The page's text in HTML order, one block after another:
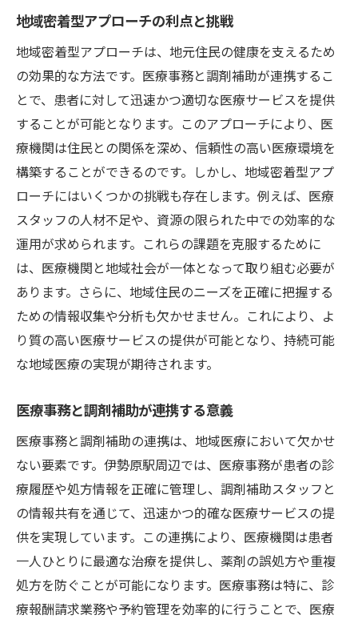
地域密着型アプローチの利点と挑戦
地域密着型アプローチは、地元住民の健康を支えるため
の効果的な方法です。医療事務と調剤補助が連携するこ
とで、患者に対して迅速かつ適切な医療サービスを提供
することが可能となります。このアプローチにより、医
療機関は住民との関係を深め、信頼性の高い医療環境を
構築することができるのです。しかし、地域密着型アプ
ローチにはいくつかの挑戦も存在します。例えば、医療
スタッフの人材不足や、資源の限られた中での効率的な
運用が求められます。これらの課題を克服するために
は、医療機関と地域社会が一体となって取り組む必要が
あります。さらに、地域住民のニーズを正確に把握する
ための情報収集や分析も欠かせません。これにより、よ
り質の高い医療サービスの提供が可能となり、持続可能
な地域医療の実現が期待されます。
医療事務と調剤補助が連携する意義
医療事務と調剤補助の連携は、地域医療において欠かせ
ない要素です。伊勢原駅周辺では、医療事務が患者の診
療履歴や処方情報を正確に管理し、調剤補助スタッフと
の情報共有を通じて、迅速かつ的確な医療サービスの提
供を実現しています。この連携により、医療機関は患者
一人ひとりに最適な治療を提供し、薬剤の誤処方や重複
処方を防ぐことが可能になります。医療事務は特に、診
療報酬請求業務や予約管理を効率的に行うことで、医療